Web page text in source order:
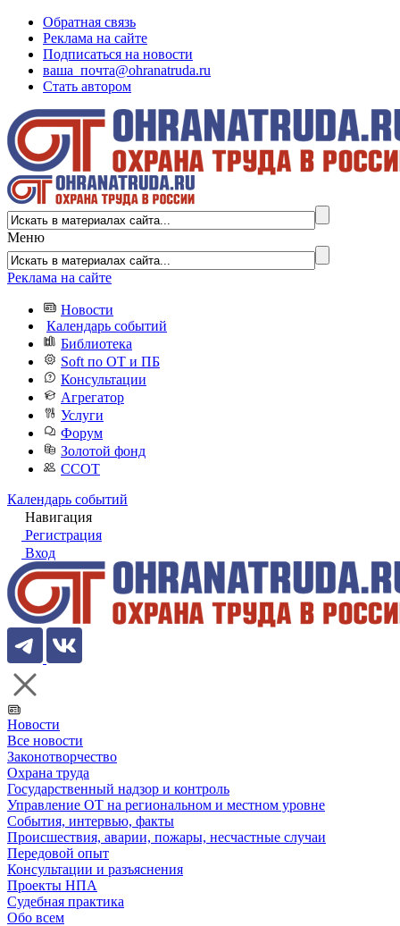
Обратная связь
Реклама на сайте
Подписаться на новости
ваша_почта@ohranatruda.ru
Стать автором
Меню
Реклама на сайте
Новости
Календарь событий
Библиотека
Soft по ОТ и ПБ
Консультации
Агрегатор
Услуги
Форум
Золотой фонд
ССОТ
Календарь событий
Навигация
Регистрация
Вход
Новости
Все новости
Законотворчество
Охрана труда
Государственный надзор и контроль
Управление ОТ на региональном и местном уровне
События, интервью, факты
Происшествия, аварии, пожары, несчастные случаи
Передовой опыт
Консультации и разъяснения
Проекты НПА
Судебная практика
Обо всем